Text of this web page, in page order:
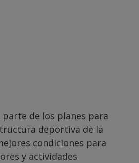
de los planes para
deportiva de la
condiciones para
y actividades